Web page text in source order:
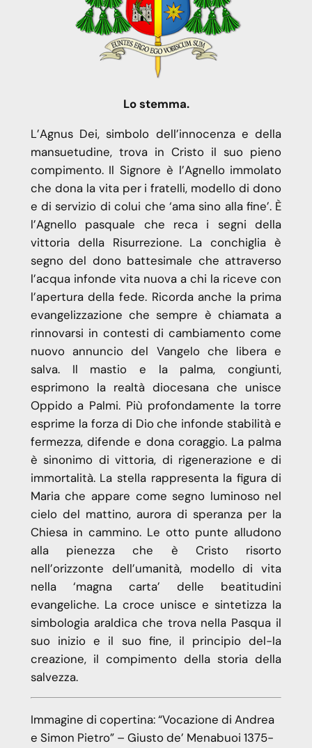
Lo stemma.
L’Agnus Dei, simbolo dell’innocenza e della
mansuetudine, trova in Cristo il suo pieno
compimento. Il Signore è l’Agnello immolato
che dona la vita per i fratelli, modello di dono
e di servizio di colui che ‘ama sino alla fine’. È
l’Agnello pasquale che reca i segni della
vittoria della Risurrezione. La conchiglia è
segno del dono battesimale che attraverso
l’acqua infonde vita nuova a chi la riceve con
l’apertura della fede. Ricorda anche la prima
evangelizzazione che sempre è chiamata a
rinnovarsi in contesti di cambiamento come
nuovo annuncio del Vangelo che libera e
salva. Il mastio e la palma, congiunti,
esprimono la realtà diocesana che unisce
Oppido a Palmi. Più profondamente la torre
esprime la forza di Dio che infonde stabilità e
fermezza, difende e dona coraggio. La palma
è sinonimo di vittoria, di rigenerazione e di
immortalità. La stella rappresenta la figura di
Maria che appare come segno luminoso nel
cielo del mattino, aurora di speranza per la
Chiesa in cammino. Le otto punte alludono
alla pienezza che è Cristo risorto
nell’orizzonte dell’umanità, modello di vita
nella ‘magna carta’ delle beatitudini
evangeliche. La croce unisce e sintetizza la
simbologia araldica che trova nella Pasqua il
suo inizio e il suo fine, il principio del-la
creazione, il compimento della storia della
salvezza.
Immagine di copertina: “Vocazione di Andrea
e Simon Pietro” – Giusto de’ Menabuoi 1375-